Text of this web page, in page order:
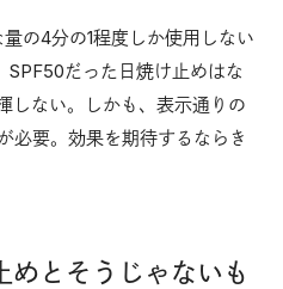
の4分の1程度しか使用しない
SPF50だった日焼け止めはな
しない。しかも、表示通りの
必要。効果を期待するならき
とそうじゃないも